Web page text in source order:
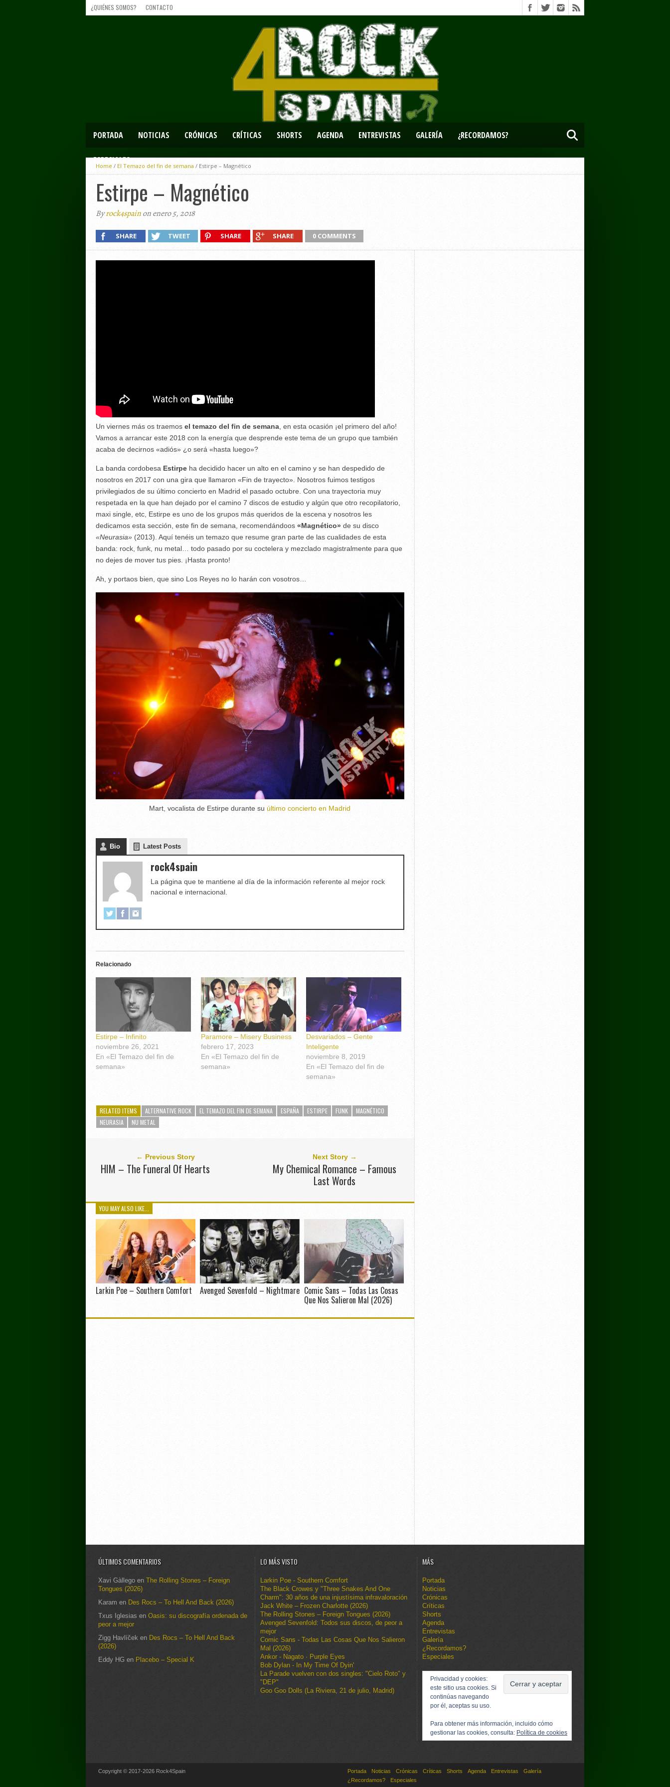
¿QUIÉNES SOMOS? CONTACTO
PORTADA NOTICIAS CRÓNICAS CRÍTICAS SHORTS AGENDA ENTREVISTAS GALERÍA ¿RECORDAMOS?
ESPECIALES
Home / El Temazo del fin de semana / Estirpe – Magnético
Estirpe – Magnético
Byrock4spainon enero 5, 2018
SHARE TWEET SHARE SHARE 0 COMMENTS
Un viernes más os traemosel temazo del fin de semana, en esta ocasión ¡el primero del año!
Vamos a arrancar este 2018 con la energía que desprende este tema de un grupo que también
acaba de decirnos «adiós» ¿o será «hasta luego»?
La banda cordobesa Estirpeha decidido hacer un alto en el camino y se han despedido de
nosotros en 2017 con una gira que llamaron «Fin de trayecto». Nosotros fuimos testigos
privilegiados de su último concierto en Madrid el pasado octubre. Con una trayectoria muy
respetada en la que han dejado por el camino 7 discos de estudio y algún que otro recopilatorio,
maxi single, etc, Estirpe es uno de los grupos más queridos de la escena y nosotros les
dedicamos esta sección, este fin de semana, recomendándoos «Magnético»de su disco
«Neurasia»(2013). Aquí tenéis un temazo que resume gran parte de las cualidades de esta
banda: rock, funk, nu metal… todo pasado por su coctelera y mezclado magistralmente para que
no dejes de mover tus pies. ¡Hasta pronto!
Ah, y portaos bien, que sino Los Reyes no lo harán con vosotros…
Mart, vocalista de Estirpe durante su último concierto en Madrid
Bio Latest Posts
rock4spain
La página que te mantiene al día de la información referente al mejor rock
nacional e internacional.
Relacionado
Estirpe – Infinito
noviembre 26, 2021
En «El Temazo del fin de
semana»
Paramore – Misery Business
febrero 17, 2023
En «El Temazo del fin de
semana»
Desvariados – Gente
Inteligente
noviembre 8, 2019
En «El Temazo del fin de
semana»
RELATED ITEMS ALTERNATIVE ROCK EL TEMAZO DEL FIN DE SEMANA ESPAÑA ESTIRPE FUNK
MAGNÉTICO
NEURASIA
NU METAL
← Previous Story
HIM – The Funeral Of Hearts
Next Story →
My Chemical Romance – Famous
Last Words
YOU MAY ALSO LIKE...
Larkin Poe – Southern Comfort Avenged Sevenfold – Nightmare Comic Sans – Todas Las Cosas
Que Nos Salieron Mal (2026)
ÚLTIMOS COMENTARIOS
Xavi Gàllego en The Rolling Stones – Foreign
Tongues (2026)
Karam en Des Rocs – To Hell And Back (2026)
Txus Iglesias en Oasis: su discografía ordenada de
peor a mejor
Zigg Havlíček en Des Rocs – To Hell And Back
(2026)
Eddy HG en Placebo – Special K
LO MÁS VISTO
Larkin Poe - Southern Comfort
The Black Crowes y "Three Snakes And One
Charm": 30 años de una injustísima infravaloración
Jack White – Frozen Charlotte (2026)
The Rolling Stones – Foreign Tongues (2026)
Avenged Sevenfold: Todos sus discos, de peor a
mejor
Comic Sans - Todas Las Cosas Que Nos Salieron
Mal (2026)
Ankor - Nagato · Purple Eyes
Bob Dylan - In My Time Of Dyin'
La Parade vuelven con dos singles: "Cielo Roto" y
"DEP"
Goo Goo Dolls (La Riviera, 21 de julio, Madrid)
MÁS
Portada
Noticias
Crónicas
Críticas
Shorts
Agenda
Entrevistas
Galería
¿Recordamos?
Especiales
Privacidad y cookies:
este sitio usa cookies. Si
continúas navegando
por él, aceptas su uso.
Para obtener más información, incluido cómo
gestionar las cookies, consulta: Política de cookies
Copyright © 2017-2026 Rock4Spain Portada Noticias Crónicas Críticas Shorts Agenda Entrevistas
Galería
¿Recordamos?
Especiales